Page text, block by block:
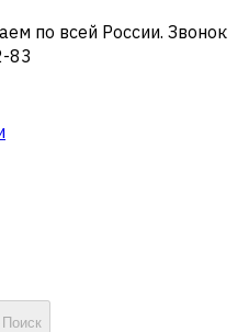
по всей России. Звонок
83
Поиск